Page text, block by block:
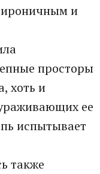
ироничным и
просторы
хоть и
ее
испытывает
также